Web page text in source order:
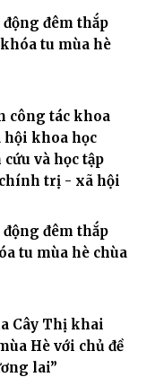
đêm thắp
tu mùa hè
công tác khoa
hội khoa học
và học tập
trị - xã hội
đêm thắp
tu mùa hè chùa
Cây Thị khai
Hè với chủ đề
lai”